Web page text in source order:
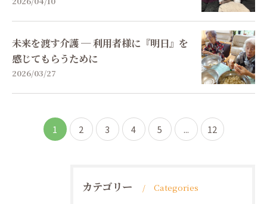
未来を渡す介護 ─ 利用者様に『明日』を
感じてもらうために
2026/03/27
1 2 3 4 5 ... 12
カテゴリー Categories